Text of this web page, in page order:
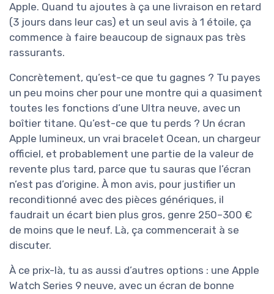
Apple. Quand tu ajoutes à ça une livraison en retard
(3 jours dans leur cas) et un seul avis à 1 étoile, ça
commence à faire beaucoup de signaux pas très
rassurants.
Concrètement, qu’est-ce que tu gagnes ? Tu payes
un peu moins cher pour une montre qui a quasiment
toutes les fonctions d’une Ultra neuve, avec un
boîtier titane. Qu’est-ce que tu perds ? Un écran
Apple lumineux, un vrai bracelet Ocean, un chargeur
officiel, et probablement une partie de la valeur de
revente plus tard, parce que tu sauras que l’écran
n’est pas d’origine. À mon avis, pour justifier un
reconditionné avec des pièces génériques, il
faudrait un écart bien plus gros, genre 250–300 €
de moins que le neuf. Là, ça commencerait à se
discuter.
À ce prix-là, tu as aussi d’autres options : une Apple
Watch Series 9 neuve, avec un écran de bonne